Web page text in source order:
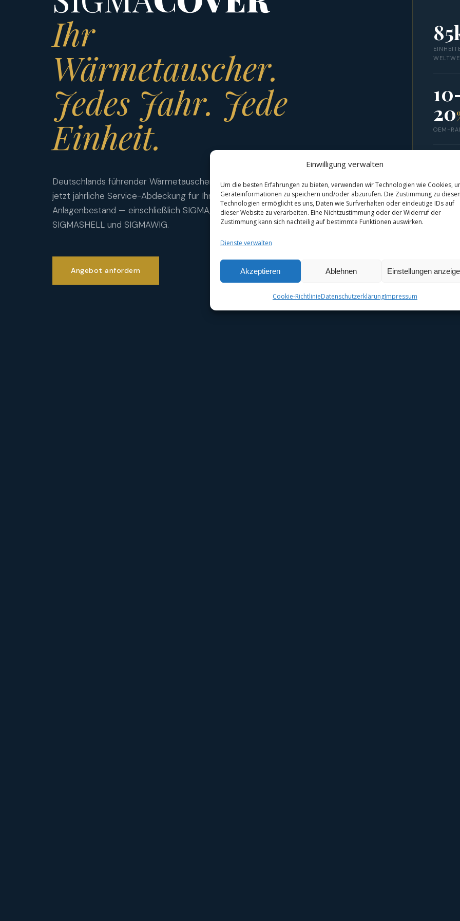
Einwilligung verwalten
Um die besten Erfahrungen zu bieten, verwenden wir Technologien wie Cookies,
Geräteinformationen zu speichern und/oder abzurufen. Die Zustimmung zu diesen
Technologien ermöglicht es uns, Daten wie Surfverhalten oder eindeutige IDs auf
dieser Website zu verarbeiten. Eine Nichtzustimmung oder der Widerruf der
Zustimmung kann sich nachteilig auf bestimmte Funktionen auswirken.
Dienste verwalten
Akzeptieren Ablehnen Einstellungen
Cookie-RichtlinieDatenschutzerklärungImpressum
Ihr
Wärmetauscher.
Jedes Jahr. Jede
Einheit.
Deutschlands führender Wärmetauscherhersteller bietet
jetzt jährliche Service-Abdeckung für Ihren gesamten
Anlagenbestand — einschließlich SIGMA, SIGMADUAL,
SIGMASHELL und SIGMAWIG.
Angebot anfordern
20
OEM-
MAX.
150
JAHRE